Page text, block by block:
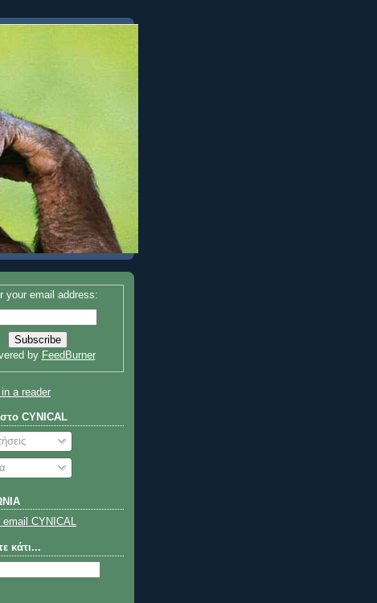
your email address:
by FeedBurner
a reader
CYNICAL
κάτι...